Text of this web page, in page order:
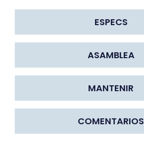
ESPECS
ASAMBLEA
MANTENIR
COMENTARIOS